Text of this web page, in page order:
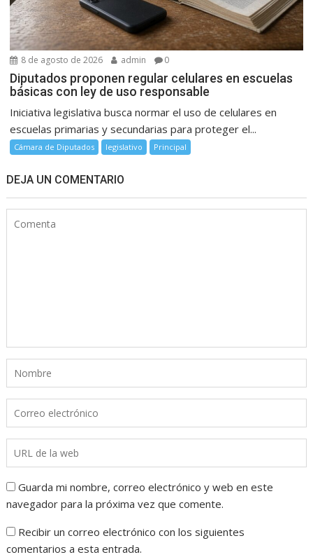
8 de agosto de 2026 admin 0
Diputados proponen regular celulares en escuelas
básicas con ley de uso responsable
Iniciativa legislativa busca normar el uso de celulares en
escuelas primarias y secundarias para proteger el...
Cámara de Diputados legislativo Principal
DEJA UN COMENTARIO
Guarda mi nombre, correo electrónico y web en este
navegador para la próxima vez que comente.
Recibir un correo electrónico con los siguientes
comentarios a esta entrada.